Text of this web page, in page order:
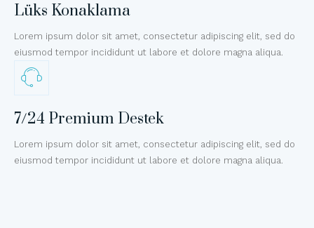
Lüks Konaklama
Lorem ipsum dolor sit amet, consectetur adipiscing elit, sed do
eiusmod tempor incididunt ut labore et dolore magna aliqua.
7/24 Premium Destek
Lorem ipsum dolor sit amet, consectetur adipiscing elit, sed do
eiusmod tempor incididunt ut labore et dolore magna aliqua.